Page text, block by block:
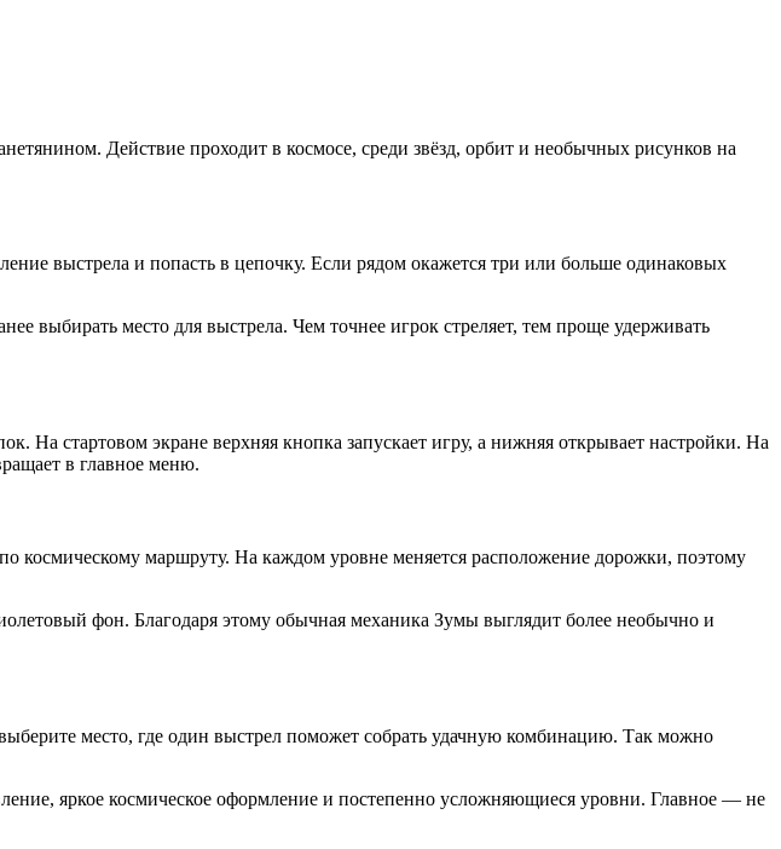
Действие проходит в космосе, среди звёзд, орбит и необычных рисунков на
выстрела и попасть в цепочку. Если рядом окажется три или больше одинаковых
выбирать место для выстрела. Чем точнее игрок стреляет, тем проще удерживать
На стартовом экране верхняя кнопка запускает игру, а нижняя открывает настройки. На
в главное меню.
космическому маршруту. На каждом уровне меняется расположение дорожки, поэтому
фон. Благодаря этому обычная механика Зумы выглядит более необычно и
место, где один выстрел поможет собрать удачную комбинацию. Так можно
яркое космическое оформление и постепенно усложняющиеся уровни. Главное — не